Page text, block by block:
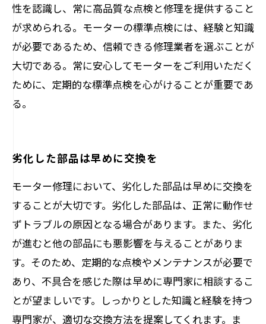
性を認識し、常に高品質な点検と修理を提供すること
が求められる。モーターの標準点検には、経験と知識
が必要であるため、信頼できる修理業者を選ぶことが
大切である。常に安心してモーターをご利用いただく
ために、定期的な標準点検を心がけることが重要であ
る。
劣化した部品は早めに交換を
モーター修理において、劣化した部品は早めに交換を
することが大切です。劣化した部品は、正常に動作せ
ずトラブルの原因となる場合があります。また、劣化
が進むと他の部品にも悪影響を与えることがありま
す。そのため、定期的な点検やメンテナンスが必要で
あり、不具合を感じた際は早めに専門家に相談するこ
とが望ましいです。しっかりとした知識と経験を持つ
専門家が、適切な交換方法を提案してくれます。ま